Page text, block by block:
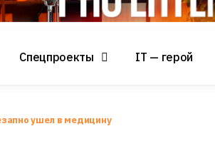
Спецпроекты IT — герой
ушел в медицину